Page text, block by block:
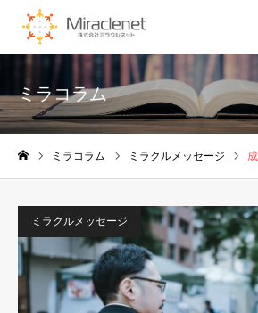
ミラコラム
ミラコラム ミラクルメッセージ
ミラクルメッセージ